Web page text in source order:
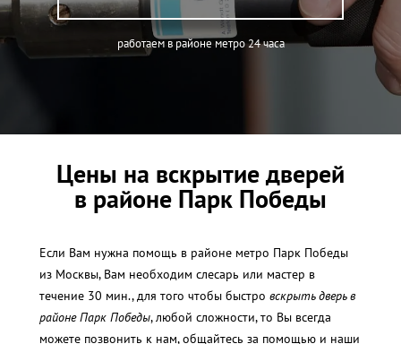
работаем в районе метро 24 часа
Цены на вскрытие дверей
в районе Парк Победы
Если Вам нужна помощь в районе метро Парк Победы
из Москвы, Вам необходим слесарь или мастер в
течение 30 мин., для того чтобы быстро вскрыть дверь в
районе Парк Победы, любой сложности, то Вы всегда
можете позвонить к нам, общайтесь за помощью и наши